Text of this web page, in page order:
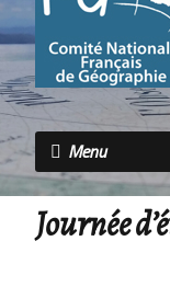
Menu
Journée